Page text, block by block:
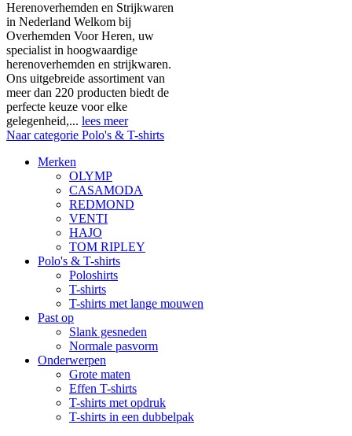
Herenoverhemden en Strijkwaren
in Nederland Welkom bij
Overhemden Voor Heren, uw
specialist in hoogwaardige
herenoverhemden en strijkwaren.
Ons uitgebreide assortiment van
meer dan 220 producten biedt de
perfecte keuze voor elke
gelegenheid,... lees meer
Naar categorie Polo's & T-shirts
Merken
OLYMP
CASAMODA
REDMOND
VENTI
HAJO
TOM RIPLEY
Polo's & T-shirts
Poloshirts
T-shirts
T-shirts met lange mouwen
Past op
Slank gesneden
Normale pasvorm
Onderwerpen
Grote maten
Effen T-shirts
T-shirts met opdruk
T-shirts in een dubbelpak